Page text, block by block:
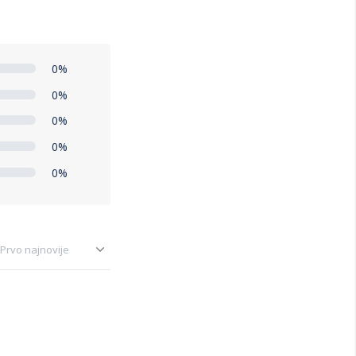
0%
0%
0%
0%
0%